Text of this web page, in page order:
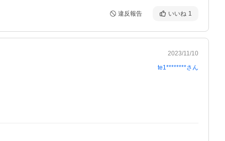
違反報告 いいね 1
2023/11/10
te1********さん